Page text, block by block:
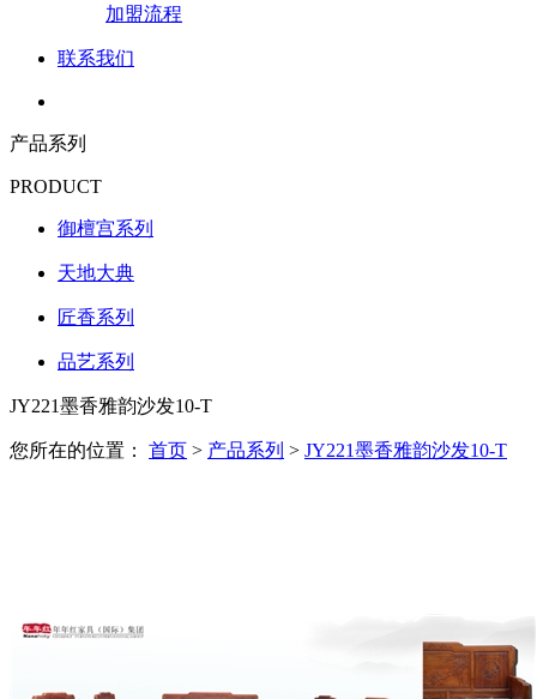
加盟流程
联系我们
产品系列
PRODUCT
御檀宫系列
天地大典
匠香系列
品艺系列
JY221墨香雅韵沙发10-T
您所在的位置： 首页 > 产品系列 > JY221墨香雅韵沙发10-T